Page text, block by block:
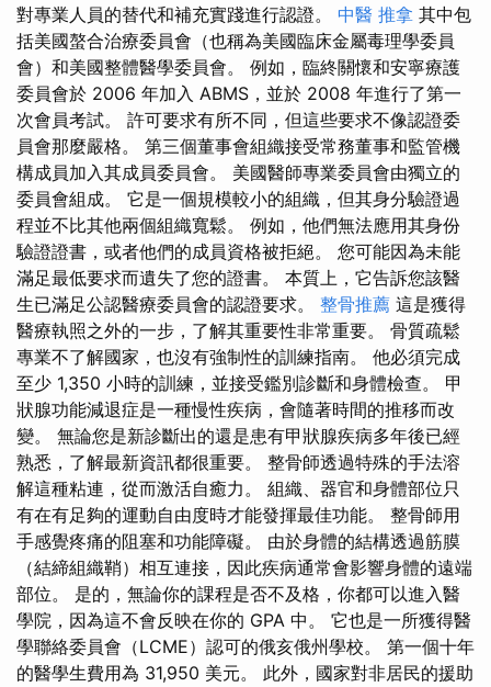
對專業人員的替代和補充實踐進行認證。 中醫 推拿 其中包
括美國螯合治療委員會（也稱為美國臨床金屬毒理學委員
會）和美國整體醫學委員會。 例如，臨終關懷和安寧療護
委員會於 2006 年加入 ABMS，並於 2008 年進行了第一
次會員考試。 許可要求有所不同，但這些要求不像認證委
員會那麼嚴格。 第三個董事會組織接受常務董事和監管機
構成員加入其成員委員會。 美國醫師專業委員會由獨立的
委員會組成。 它是一個規模較小的組織，但其身分驗證過
程並不比其他兩個組織寬鬆。 例如，他們無法應用其身份
驗證證書，或者他們的成員資格被拒絕。 您可能因為未能
滿足最低要求而遺失了您的證書。 本質上，它告訴您該醫
生已滿足公認醫療委員會的認證要求。 整骨推薦 這是獲得
醫療執照之外的一步，了解其重要性非常重要。 骨質疏鬆
專業不了解國家，也沒有強制性的訓練指南。 他必須完成
至少 1,350 小時的訓練，並接受鑑別診斷和身體檢查。 甲
狀腺功能減退症是一種慢性疾病，會隨著時間的推移而改
變。 無論您是新診斷出的還是患有甲狀腺疾病多年後已經
熟悉，了解最新資訊都很重要。 整骨師透過特殊的手法溶
解這種粘連，從而激活自癒力。 組織、器官和身體部位只
有在有足夠的運動自由度時才能發揮最佳功能。 整骨師用
手感覺疼痛的阻塞和功能障礙。 由於身體的結構透過筋膜
（結締組織鞘）相互連接，因此疾病通常會影響身體的遠端
部位。 是的，無論你的課程是否不及格，你都可以進入醫
學院，因為這不會反映在你的 GPA 中。 它也是一所獲得醫
學聯絡委員會（LCME）認可的俄亥俄州學校。 第一個十年
的醫學生費用為 31,950 美元。 此外，國家對非居民的援助